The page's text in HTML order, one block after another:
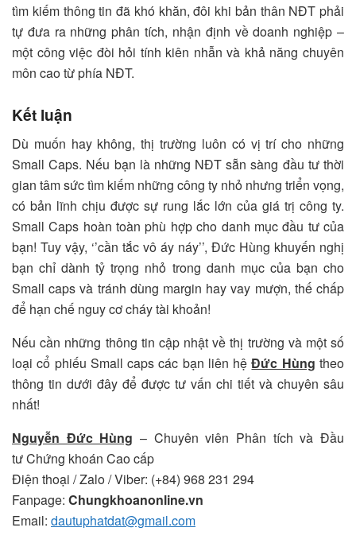
tìm kiếm thông tin đã khó khăn, đôi khi bản thân NĐT phải
tự đưa ra những phân tích, nhận định về doanh nghiệp –
một công việc đòi hỏi tính kiên nhẫn và khả năng chuyên
môn cao từ phía NĐT.
Kết luận
Dù muốn hay không, thị trường luôn có vị trí cho những
Small Caps. Nếu bạn là những NĐT sẵn sàng đầu tư thời
gian tâm sức tìm kiếm những công ty nhỏ nhưng triển vọng,
có bản lĩnh chịu được sự rung lắc lớn của giá trị công ty.
Small Caps hoàn toàn phù hợp cho danh mục đầu tư của
bạn! Tuy vậy, ‘’cần tắc vô áy náy’’, Đức Hùng khuyến nghị
bạn chỉ dành tỷ trọng nhỏ trong danh mục của bạn cho
Small caps và tránh dùng margin hay vay mượn, thế chấp
để hạn chế nguy cơ cháy tài khoản!
Nếu cần những thông tin cập nhật về thị trường và một số
loại cổ phiếu Small caps các bạn liên hệĐức Hùng theo
thông tin dưới đây để được tư vấn chi tiết và chuyên sâu
nhất!
Nguyễn Đức Hùng – Chuyên viên Phân tích và Đầu
tư Chứng khoán Cao cấp
Điện thoại / Zalo/Viber: (+84) 968 231 294
Fanpage: Chungkhoanonline.vn
Email: dautuphatdat@gmail.com